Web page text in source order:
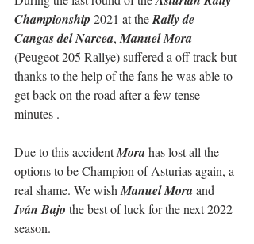
Championship 2021 at the Rally de
Cangas del Narcea, Manuel Mora
(Peugeot 205 Rallye) suffered a off track but
thanks to the help of the fans he was able to
get back on the road after a few tense
minutes .
Due to this accident Mora has lost all the
options to be Champion of Asturias again, a
real shame. We wish Manuel Mora and
Iván Bajo the best of luck for the next 2022
season.